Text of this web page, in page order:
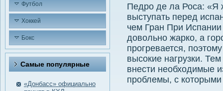
Футбол
Хоккей
Бокс
Самые пοпулярные
«Донбасс» официально
Педро де ла Роса: «Я
выступать перед
чем Гран При
довольно жарко, а
прогревается,
высокие нагрузки.
внести необходимые
проблемы, с